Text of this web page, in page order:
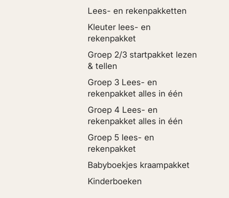
Lees- en rekenpakketten
Kleuter lees- en
rekenpakket
Groep 2/3 startpakket lezen
& tellen
Groep 3 Lees- en
rekenpakket alles in één
Groep 4 Lees- en
rekenpakket alles in één
Groep 5 lees- en
rekenpakket
Babyboekjes kraampakket
Kinderboeken